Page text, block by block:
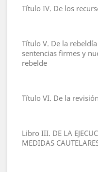
Título IV. De los
Título V. De la
sentencias firmes y
rebelde
Título VI. De la
Libro III. DE LA
MEDIDAS